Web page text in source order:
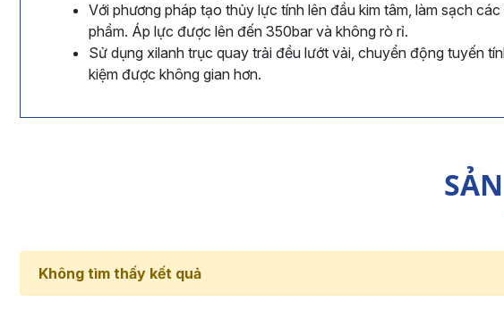
Với phương pháp tạo thủy lực tính lên đầu kim tâm, làm sạch
phẩm. Áp lực được lên đến 350bar và không rò rỉ.
Sử dụng xilanh trục quay trải đều lướt vải, chuyển động tuyến
kiệm được không gian hơn.
Không tìm thấy kết quả